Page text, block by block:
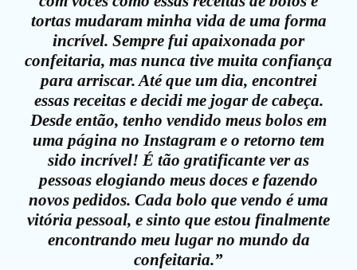
tortas mudaram minha vida de uma forma
incrível. Sempre fui apaixonada por
confeitaria, mas nunca tive muita confiança
para arriscar. Até que um dia, encontrei
essas receitas e decidi me jogar de cabeça.
Desde então, tenho vendido meus bolos em
uma página no Instagram e o retorno tem
sido incrível! É tão gratificante ver as
pessoas elogiando meus doces e fazendo
novos pedidos. Cada bolo que vendo é uma
vitória pessoal, e sinto que estou finalmente
encontrando meu lugar no mundo da
confeitaria.”